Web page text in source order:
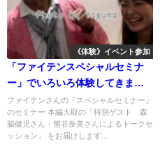
《体験》イベント参加
「ファイテンスペシャルセミナ
ー」でいろいろ体験してきまし
た(森脇健児さん・熊谷奈美さん
編)
ファイテンさんの『スペシャルセミナー』
のセミナー 本編大取の「特別ゲスト 森
脇健児さん・熊谷奈美さんによるトークセ
ッション」 をお届けします...